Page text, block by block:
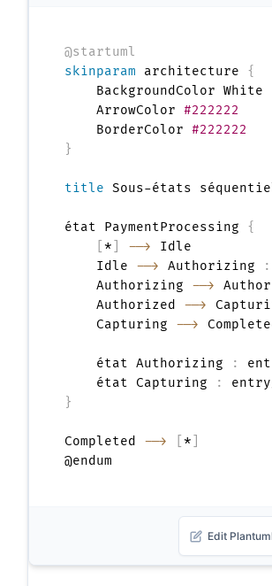
@startuml
skinparam architecture {
    BackgroundColor White
    ArrowColor
#222222
    BorderColor
#222222
}
title Sous-états
état PaymentProcessing {
* -->
Idle
    Idle
--> Authorizing :
    Authorizing
-->
    Authorized
-->
    Capturing
-->
    état Authorizing
:
    état Capturing
:
}
Completed --> *
Edit